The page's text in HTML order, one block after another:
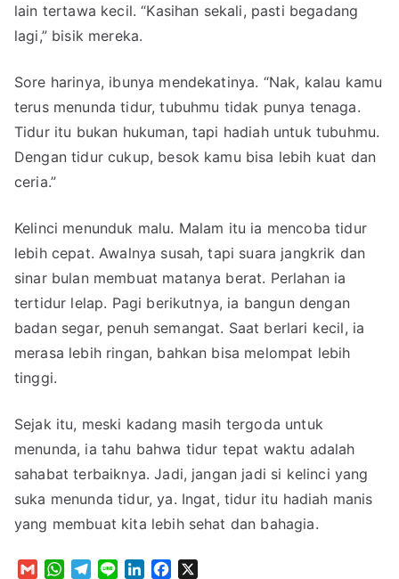
lain tertawa kecil. “Kasihan sekali, pasti begadang
lagi,” bisik mereka.
Sore harinya, ibunya mendekatinya. “Nak, kalau kamu
terus menunda tidur, tubuhmu tidak punya tenaga.
Tidur itu bukan hukuman, tapi hadiah untuk tubuhmu.
Dengan tidur cukup, besok kamu bisa lebih kuat dan
ceria.”
Kelinci menunduk malu. Malam itu ia mencoba tidur
lebih cepat. Awalnya susah, tapi suara jangkrik dan
sinar bulan membuat matanya berat. Perlahan ia
tertidur lelap. Pagi berikutnya, ia bangun dengan
badan segar, penuh semangat. Saat berlari kecil, ia
merasa lebih ringan, bahkan bisa melompat lebih
tinggi.
Sejak itu, meski kadang masih tergoda untuk
menunda, ia tahu bahwa tidur tepat waktu adalah
sahabat terbaiknya. Jadi, jangan jadi si kelinci yang
suka menunda tidur, ya. Ingat, tidur itu hadiah manis
yang membuat kita lebih sehat dan bahagia.
G W T